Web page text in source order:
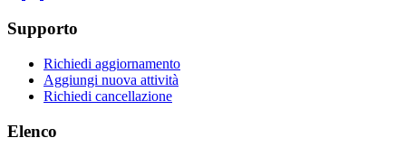
Supporto
Richiedi aggiornamento
Aggiungi nuova attività
Richiedi cancellazione
Elenco